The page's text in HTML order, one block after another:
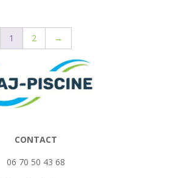
1 2 →
CONTACT
06 70 50 43 68